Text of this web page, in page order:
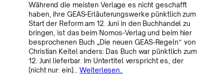
Während die meisten Verlage es nicht geschafft
haben, ihre GEAS-Erläuterungswerke pünktlich zum
Start der Reform am 12. Juni in den Buchhandel zu
bringen, ist das beim Nomos-Verlag und beim hier
besprochenen Buch „Die neuen GEAS-Regeln“ von
Christian Keitel anders: Das Buch war pünktlich zum
12. Juni lieferbar. Im Untertitel verspricht es, der
(nicht nur: ein)…Weiterlesen..